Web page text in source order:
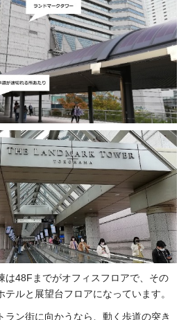
は48Fまでがオフィスフロアで、その
テルと展望台フロアになっています。
ラン街に向かうなら、動く歩道の突き